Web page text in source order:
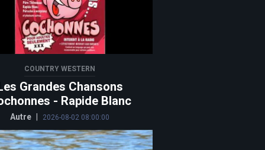
COUNTRY WESTERN
Grandes Chansons
- Rapide Blanc
Autre 2026-08-02 08:00:00